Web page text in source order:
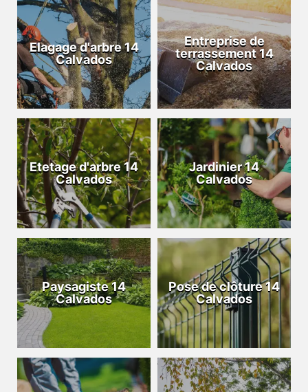
Elagage d'arbre 14
Calvados
Entreprise de
terrassement 14
Calvados
Etetage d'arbre 14
Calvados
Jardinier 14
Calvados
Paysagiste 14
Calvados
Pose de clôture 14
Calvados